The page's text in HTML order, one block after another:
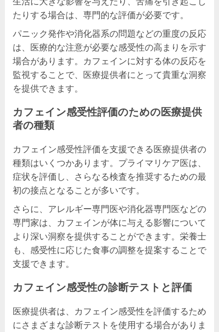
たりする場合は、専門的な評価が必要です。
パニック発作や消化器系の問題などの重度の反応
は、医療的な注意が必要な感受性の高まりを示す
場合があります。カフェインに対する体の反応を
監視することで、医療提供者にとって貴重な洞察
を提供できます。
カフェイン感受性評価のための医療提供
者の種類
カフェイン感受性評価を支援できる医療提供者の
種類はいくつかあります。プライマリケア医は、
症状を評価し、さらなる検査を推奨するための最
初の接点となることが多いです。
さらに、アレルギー専門医や消化器専門医などの
専門家は、カフェインが体に与える影響について
より深い洞察を提供することができます。栄養士
も、感受性に応じた食事の調整を提案することで
支援できます。
カフェイン感受性の診断テストと評価
医療提供者は、カフェイン感受性を評価するため
にさまざまな診断テストを使用する場合がありま